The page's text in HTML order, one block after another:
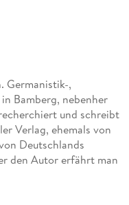
Germanistik-,
Bamberg, nebenher
und schreibt
Verlag, ehemals von
Deutschlands
den Autor erfährt man